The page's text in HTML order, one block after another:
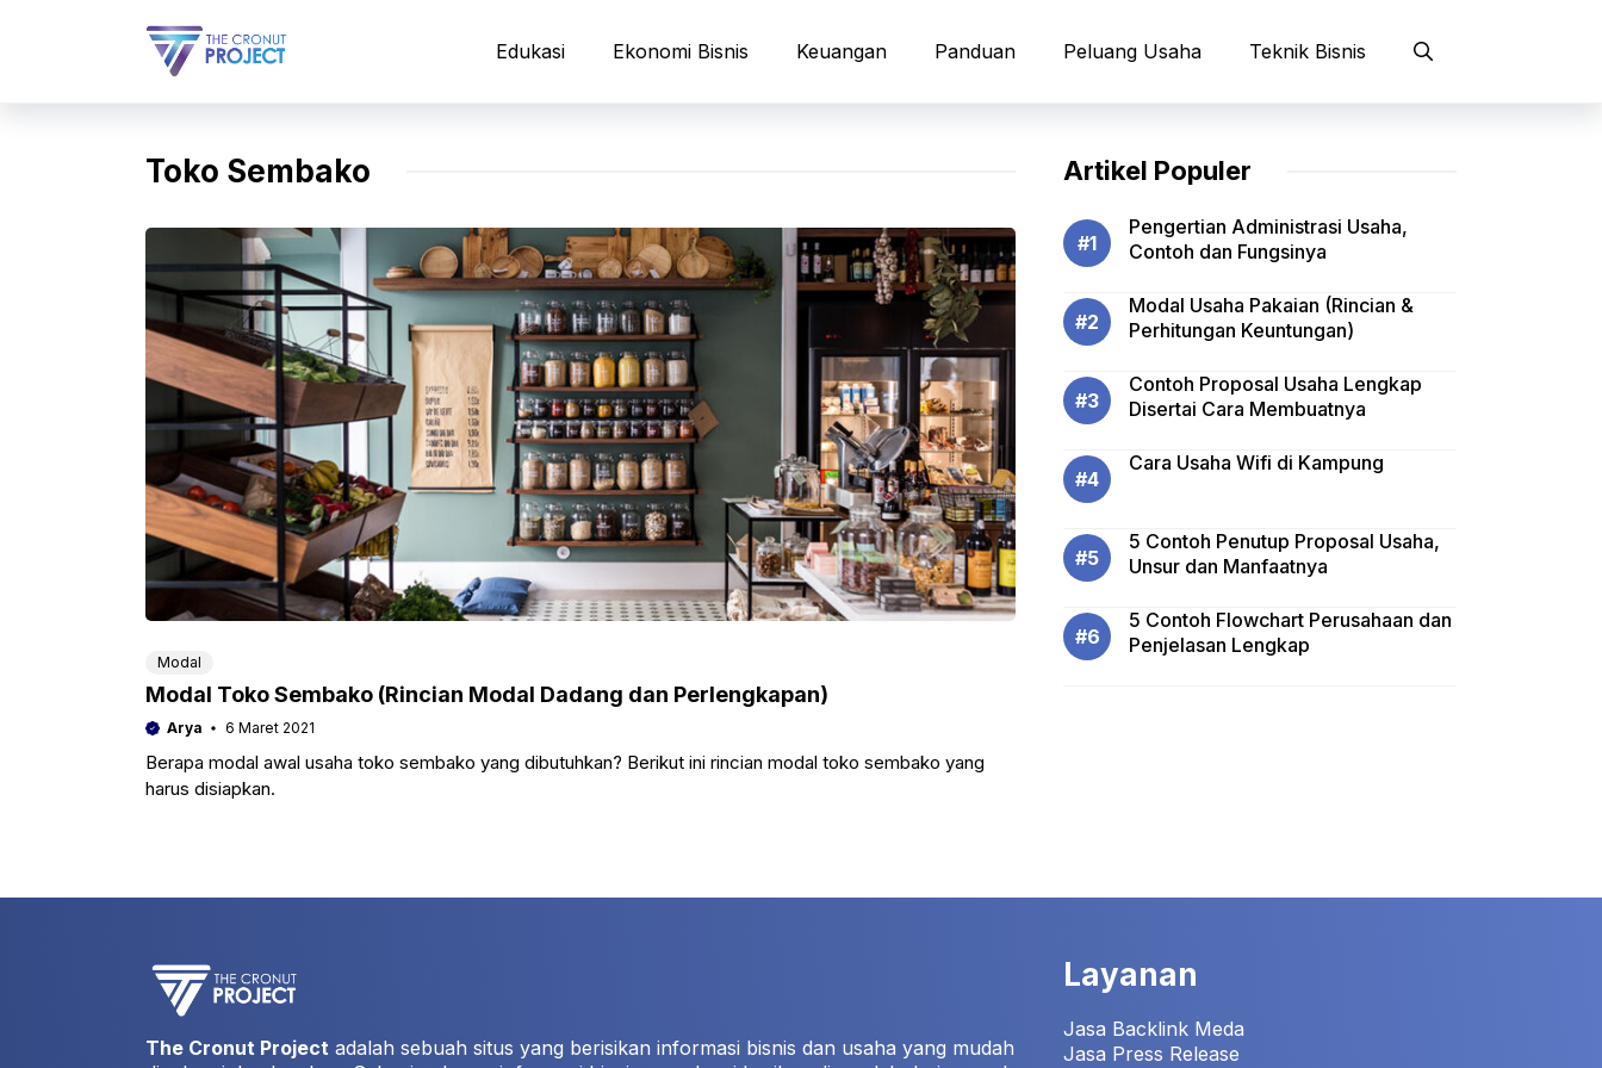
Edukasi Ekonomi Bisnis Keuangan Panduan Peluang Usaha Teknik Bisnis
Toko Sembako
Modal
Modal Toko Sembako (Rincian Modal Dadang dan Perlengkapan)
Arya 6 Maret 2021
Berapa modal awal usaha toko sembako yang dibutuhkan? Berikut ini rincian modal toko sembako yang
harus disiapkan.
Artikel Populer
Pengertian Administrasi Usaha,
Contoh dan Fungsinya
Modal Usaha Pakaian (Rincian &
Perhitungan Keuntungan)
Contoh Proposal Usaha Lengkap
Disertai Cara Membuatnya
Cara Usaha Wifi di Kampung
5 Contoh Penutup Proposal Usaha,
Unsur dan Manfaatnya
5 Contoh Flowchart Perusahaan dan
Penjelasan Lengkap
The Cronut Project adalah sebuah situs yang berisikan informasi bisnis dan usaha yang mudah
Layanan
Jasa Backlink Meda
Jasa Press Release